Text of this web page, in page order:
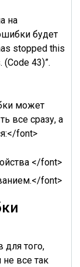
на
будет
stopped this
43)”.
может
все сразу, а
font>
</font>
font>
для того,
все так